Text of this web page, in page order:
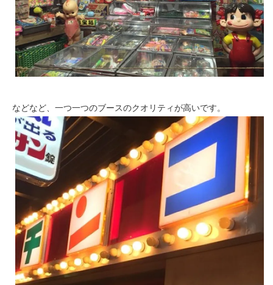
などなど、一つ一つのブースのクオリティが高いです。